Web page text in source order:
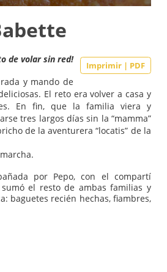
de pan
Babette
de volar sin red!
mirada y mando de
y deliciosas. El reto era volver
En fin, que la familia
pasarse tres largos días sin la
capricho de la aventurera
en marcha.
acompañada por Pepo, con el
nos sumó el resto de ambas
terraza: baguetes recién hechas,